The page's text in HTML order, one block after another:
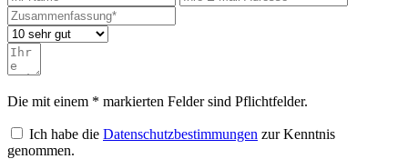
Die mit einem * markierten Felder sind Pflichtfelder.
Ich habe die Datenschutzbestimmungen zur Kenntnis
genommen.